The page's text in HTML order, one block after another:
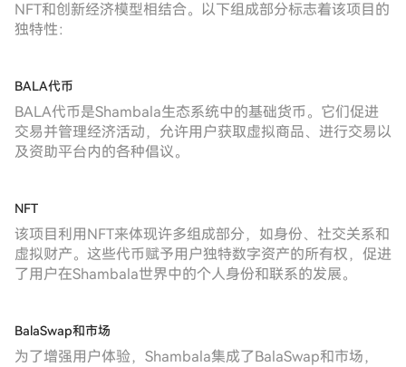
NFT和创新经济模型相结合。以下组成部分标志着该项目的
独特性：
BALA代币
BALA代币是Shambala生态系统中的基础货币。它们促进
交易并管理经济活动，允许用户获取虚拟商品、进行交易以
及资助平台内的各种倡议。
NFT
该项目利用NFT来体现许多组成部分，如身份、社交关系和
虚拟财产。这些代币赋予用户独特数字资产的所有权，促进
了用户在Shambala世界中的个人身份和联系的发展。
BalaSwap和市场
为了增强用户体验，Shambala集成了BalaSwap和市场，